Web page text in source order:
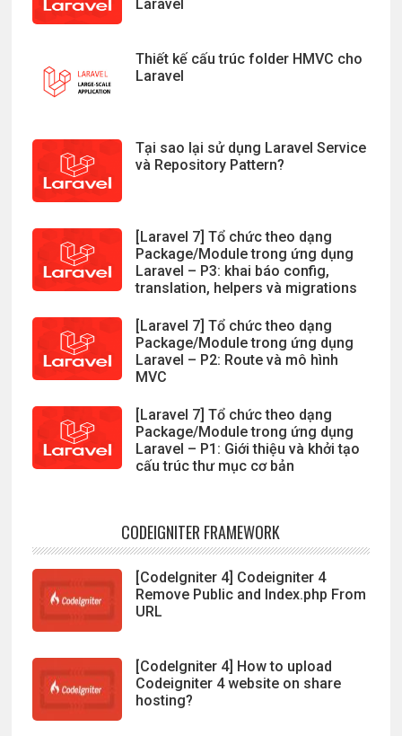
Laravel
Thiết kế cấu trúc folder HMVC cho
Laravel
Tại sao lại sử dụng Laravel Service
và Repository Pattern?
[Laravel 7] Tổ chức theo dạng
Package/Module trong ứng dụng
Laravel – P3: khai báo config,
translation, helpers và migrations
[Laravel 7] Tổ chức theo dạng
Package/Module trong ứng dụng
Laravel – P2: Route và mô hình
MVC
[Laravel 7] Tổ chức theo dạng
Package/Module trong ứng dụng
Laravel – P1: Giới thiệu và khởi tạo
cấu trúc thư mục cơ bản
CODEIGNITER FRAMEWORK
[CodeIgniter 4] Codeigniter 4
Remove Public and Index.php From
URL
[CodeIgniter 4] How to upload
Codeigniter 4 website on share
hosting?